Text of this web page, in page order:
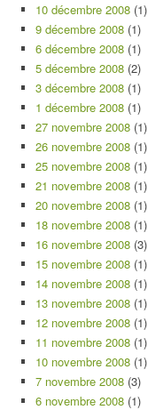
10 décembre 2008 (1)
9 décembre 2008 (1)
6 décembre 2008 (1)
5 décembre 2008 (2)
3 décembre 2008 (1)
1 décembre 2008 (1)
27 novembre 2008 (1)
26 novembre 2008 (1)
25 novembre 2008 (1)
21 novembre 2008 (1)
20 novembre 2008 (1)
18 novembre 2008 (1)
16 novembre 2008 (3)
15 novembre 2008 (1)
14 novembre 2008 (1)
13 novembre 2008 (1)
12 novembre 2008 (1)
11 novembre 2008 (1)
10 novembre 2008 (1)
7 novembre 2008 (3)
6 novembre 2008 (1)